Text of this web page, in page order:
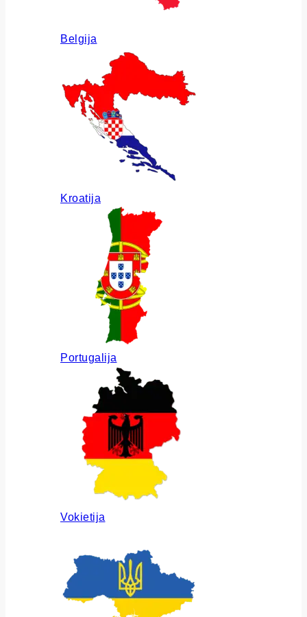
Belgija
Kroatija
Portugalija
Vokietija